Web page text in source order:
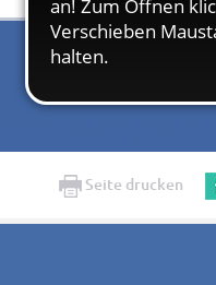
Seite drucken